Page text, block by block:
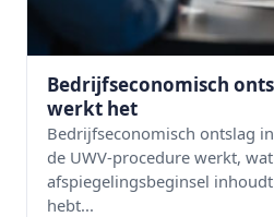
Bedrijfseconomisch
werkt het
Bedrijfseconomisch ontslag
de UWV-procedure werkt,
afspiegelingsbeginsel
hebt...